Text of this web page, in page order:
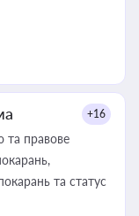
+16
та правове
та статус